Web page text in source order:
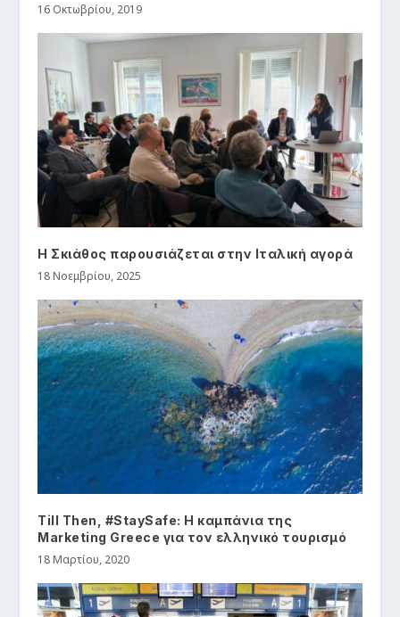
16 Οκτωβρίου, 2019
Η Σκιάθος παρουσιάζεται στην Ιταλική αγορά
18 Νοεμβρίου, 2025
Till Then, #StaySafe: Η καμπάνια της
Marketing Greece για τον ελληνικό τουρισμό
18 Μαρτίου, 2020